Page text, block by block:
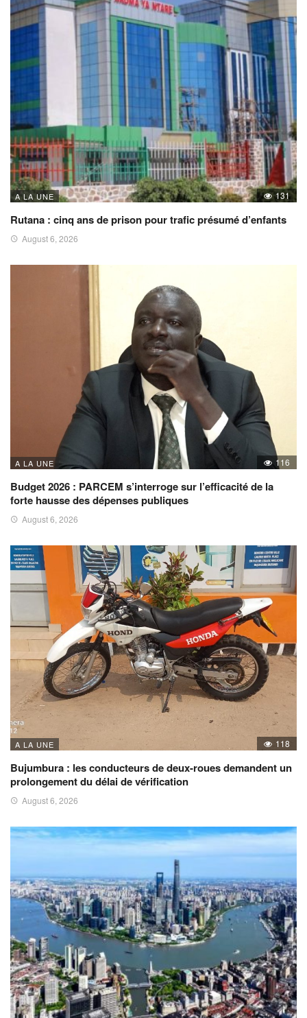
A LA UNE 131
Rutana : cinq ans de prison pour trafic présumé d’enfants
August 6, 2026
A LA UNE 116
Budget 2026 : PARCEM s’interroge sur l’efficacité de la
forte hausse des dépenses publiques
August 6, 2026
A LA UNE 118
Bujumbura : les conducteurs de deux-roues demandent un
prolongement du délai de vérification
August 6, 2026